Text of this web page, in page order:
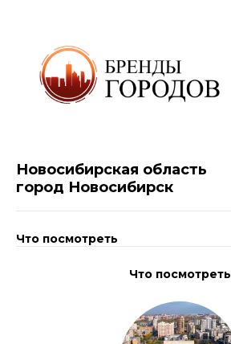
Новосибирская область
город Новосибирск
Что посмотреть
Что посмотреть